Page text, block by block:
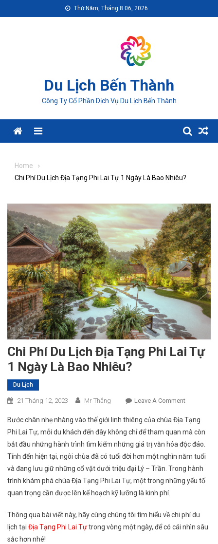
to
Thứ Năm, Tháng 8 06, 2026
Du Lịch Bến Thành
Công Ty Cổ Phần Dịch Vụ Du Lịch Bến Thành
Menu
Home
Chi Phí Du Lịch Địa Tạng Phi Lai Tự 1 Ngày Là Bao Nhiêu?
Chi Phí Du Lịch Địa Tạng Phi Lai Tự
1 Ngày Là Bao Nhiêu?
Du Lịch
21 Tháng 12, 2023 Mr Thắng Leave A CommentOn
Phí
Du
Lịch
Địa
Tạng
Phi
1
Ngày
Bước chân nhẹ nhàng vào thế giới linh thiêng của chùa Địa Tạng
Phi Lai Tự, mỗi du khách đến đây không chỉ để tham quan mà còn
bắt đầu những hành trình tìm kiếm những giá trị văn hóa độc đáo.
Tính đến hiện tại, ngôi chùa đã có tuổi đời hơn một nghìn năm tuổi
và đang lưu giữ những cổ vật dưới triệu đại Lý – Trần. Trong hành
trình khám phá chùa Địa Tạng Phi Lai Tự, một trong những yếu tố
quan trọng cần được lên kế hoạch kỹ lưỡng là kinh phí.
Thông qua bài viết này, hãy cùng chúng tôi tìm hiểu về chi phí du
lịch tại Địa Tạng Phi Lai Tựtrong vòng một ngày, để có cái nhìn sâu
sắc hơn nhé!